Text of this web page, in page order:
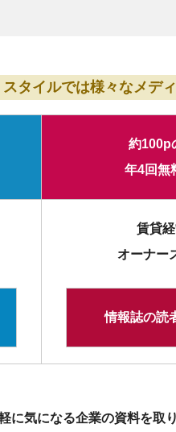
タイルでは様々なメデ
約100p
年4回無
賃貸
オーナー
情報誌の読
に気になる企業の資料を取